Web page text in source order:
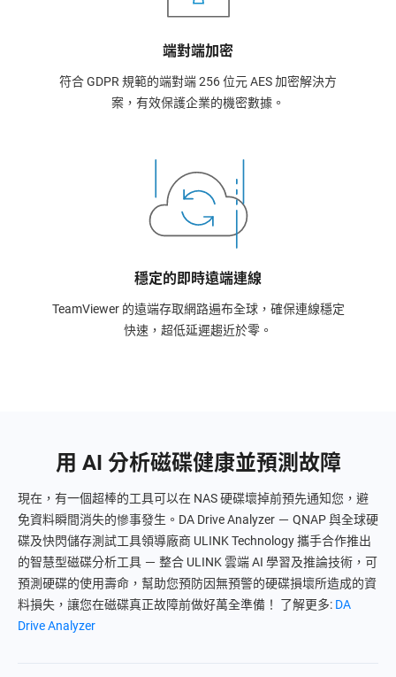
端對端加密
符合 GDPR 規範的端對端 256 位元 AES 加密解決方
案，有效保護企業的機密數據。
穩定的即時遠端連線
TeamViewer 的遠端存取網路遍布全球，確保連線穩定
快速，超低延遲趨近於零。
用 AI 分析磁碟健康並預測故障
現在，有一個超棒的工具可以在 NAS 硬碟壞掉前預先通知您，避
免資料瞬間消失的慘事發生。DA Drive Analyzer － QNAP 與全球硬
碟及快閃儲存測試工具領導廠商 ULINK Technology 攜手合作推出
的智慧型磁碟分析工具 － 整合 ULINK 雲端 AI 學習及推論技術，可
預測硬碟的使用壽命，幫助您預防因無預警的硬碟損壞所造成的資
料損失，讓您在磁碟真正故障前做好萬全準備！ 了解更多: DA
Drive Analyzer